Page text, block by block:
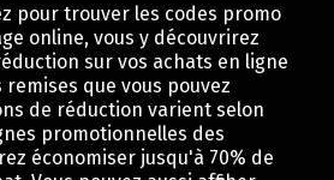
pour trouver les codes promo
online, vous y découvrirez
sur vos achats en ligne
que vous pouvez
de réduction varient selon
promotionnelles des
économiser jusqu'à 70% de